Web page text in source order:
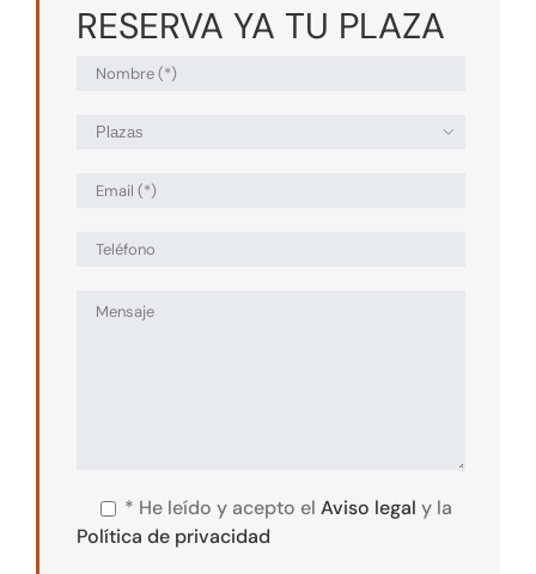
RESERVA YA TU PLAZA

* He leído y acepto el Aviso legal y la
Política de privacidad